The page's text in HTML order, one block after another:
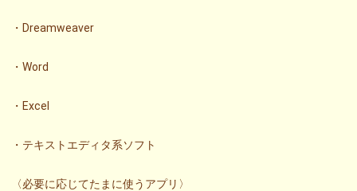
・Dreamweaver
・Word
・Excel
・テキストエディタ系ソフト
〈必要に応じてたまに使うアプリ〉